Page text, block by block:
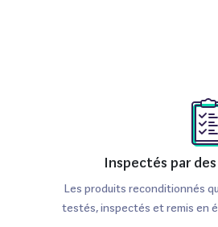
Inspectés par
Les produits reconditionnés
testés, inspectés et remis en